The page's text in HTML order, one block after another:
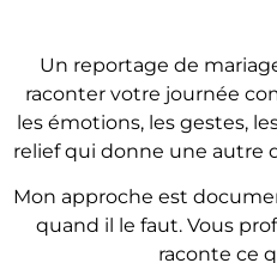
Un reportage de
raconter votre journée
les émotions, les gestes,
relief qui donne une autre
Mon approche est
quand il le faut. Vous
raconte ce